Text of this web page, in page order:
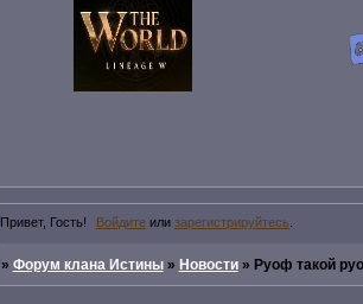
Привет, Гость! Войдите или зарегистрируйтесь
» Форум клана Истины » Новости » Руоф такой